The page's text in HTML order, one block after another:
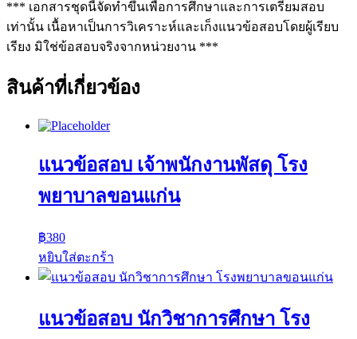
*** เอกสารชุดนี้จัดทำขึ้นเพื่อการศึกษาและการเตรียมสอบ
เท่านั้น เนื้อหาเป็นการวิเคราะห์และเก็งแนวข้อสอบโดยผู้เรียบ
เรียง มิใช่ข้อสอบจริงจากหน่วยงาน ***
สินค้าที่เกี่ยวข้อง
แนวข้อสอบ เจ้าพนักงานพัสดุ โรง
พยาบาลขอนแก่น
฿380
หยิบใส่ตะกร้า
แนวข้อสอบ นักวิชาการศึกษา โรง